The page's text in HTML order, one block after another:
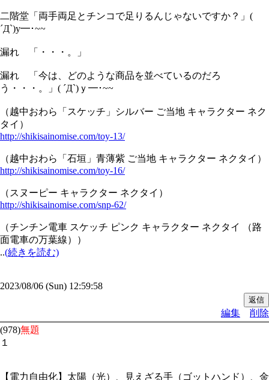
二階堂「両手両足とチンコで足りるんじゃないですか？」(
´Д`)y━･~~
漏れ 「・・・。」
漏れ 「今は、どのような商品を並べているのだろ
う・・・。」( ´Д`)ｙ━･~~
（越中おわら「スケッチ」シルバー ご当地 キャラクター ネク
タイ）
http://shikisainomise.com/toy-13/
（越中おわら「石垣」青薄紫 ご当地 キャラクター ネクタイ）
http://shikisainomise.com/toy-16/
（スヌーピー キャラクター ネクタイ）
http://shikisainomise.com/snp-62/
（チンチン電車 スケッチ ピンク キャラクター ネクタイ （路
面電車の万葉線））
..(続きを読む)
2023/08/06 (Sun) 12:59:58
編集
削除
(978)無題
１
【電力自由化】太陽（光）、見えざる手（ゴットハンド）、金